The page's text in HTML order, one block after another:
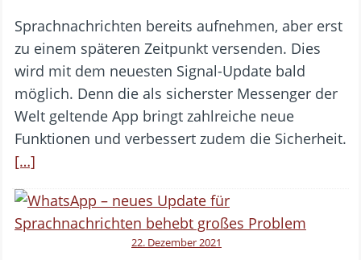
Sprachnachrichten bereits aufnehmen, aber erst
zu einem späteren Zeitpunkt versenden. Dies
wird mit dem neuesten Signal-Update bald
möglich. Denn die als sicherster Messenger der
Welt geltende App bringt zahlreiche neue
Funktionen und verbessert zudem die Sicherheit.
[…]
22. Dezember 2021